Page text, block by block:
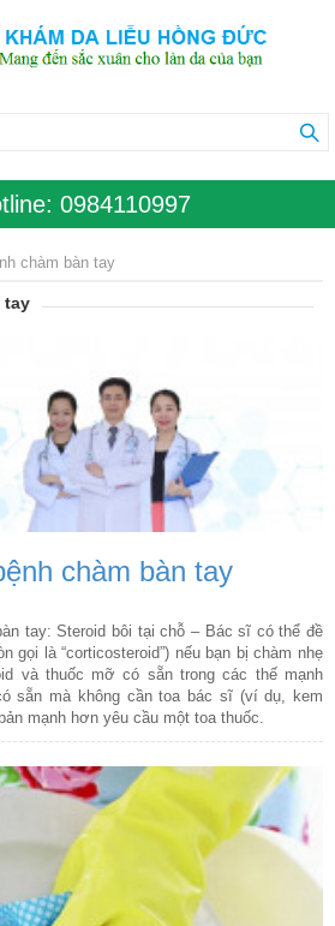
0984110997
chàm bàn tay
tay
chàm bàn tay
tay: Steroid bôi tại chỗ – Bác sĩ có thể đề
gọi là “corticosteroid”) nếu bạn bị chàm nhẹ
và thuốc mỡ có sẵn trong các thế mạnh
sẵn mà không cần toa bác sĩ (ví dụ, kem
mạnh hơn yêu cầu một toa thuốc.